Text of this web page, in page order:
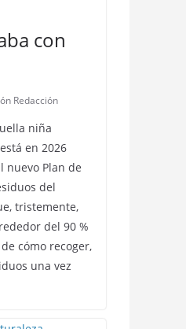
con
Redacción
niña
en 2026
nuevo Plan de
del
tristemente,
del 90 %
cómo recoger,
una vez